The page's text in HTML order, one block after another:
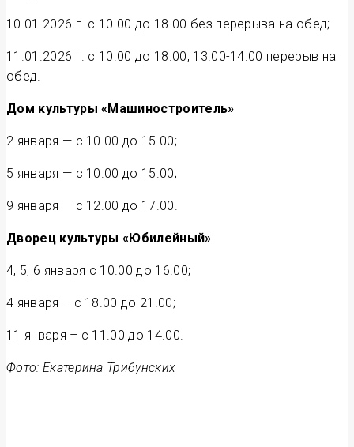
10.01.2026 г. с 10.00 до 18.00 без перерыва на обед;
11.01.2026 г. с 10.00 до 18.00, 13.00-14.00 перерыв на
обед.
Дом культуры «Машиностроитель»
2 января — с 10.00 до 15.00;
5 января — с 10.00 до 15.00;
9 января — с 12.00 до 17.00.
Дворец культуры «Юбилейный»
4, 5, 6 января с 10.00 до 16.00;
4 января – с 18.00 до 21.00;
11 января – с 11.00 до 14.00.
Фото: Екатерина Трибунских